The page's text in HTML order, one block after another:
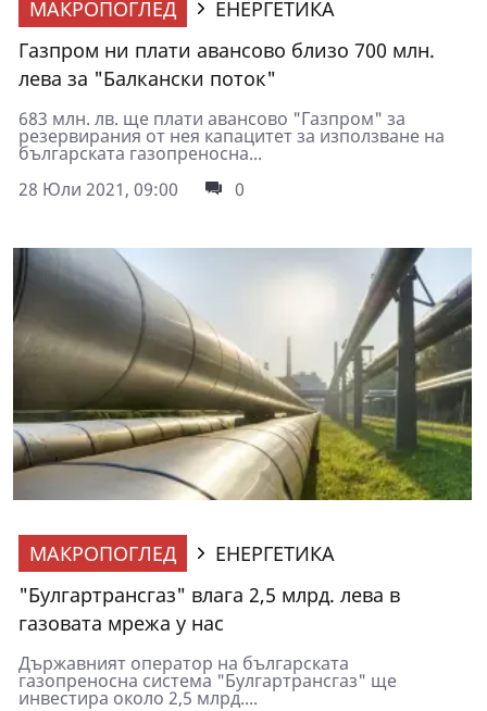
МАКРОПОГЛЕД
ЕНЕРГЕТИКА
Газпром ни плати авансово близо 700 млн.
лева за "Балкански поток"
683 млн. лв. ще плати авансово "Газпром" за
резервирания от нея капацитет за използване на
българската газопреносна...
28 Юли 2021, 09:00
0
МАКРОПОГЛЕД
ЕНЕРГЕТИКА
"Булгартрансгаз" влага 2,5 млрд. лева в
газовата мрежа у нас
Държавният оператор на българската
газопреносна система "Булгартрансгаз" ще
инвестира около 2,5 млрд....